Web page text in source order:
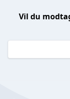
Vil du